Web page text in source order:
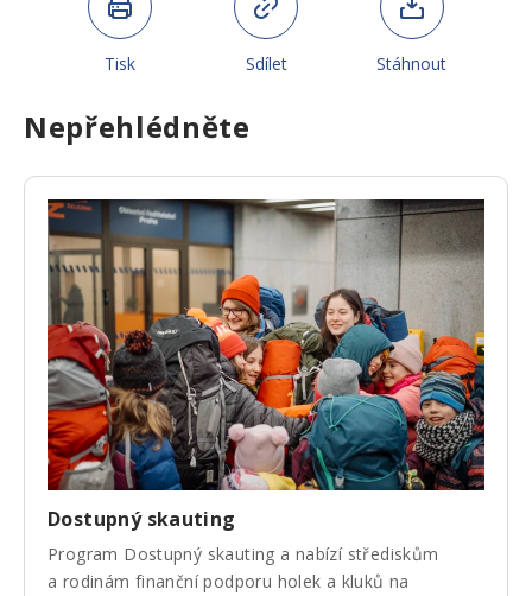
Tisk Sdílet Stáhnout
Nepřehlédněte
Dostupný skauting
Program Dostupný skauting a nabízí střediskům
a rodinám finanční podporu holek a kluků na